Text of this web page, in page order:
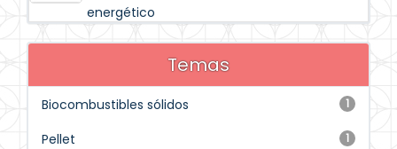
energético
Temas
1
Biocombustibles sólidos
1
Pellet